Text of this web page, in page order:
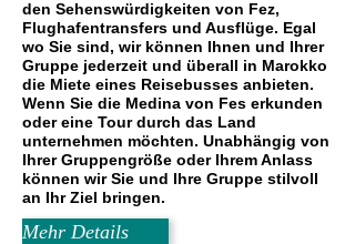
den Sehenswürdigkeiten von Fez,
Flughafentransfers und Ausflüge. Egal
wo Sie sind, wir können Ihnen und Ihrer
Gruppe jederzeit und überall in Marokko
die Miete eines Reisebusses anbieten.
Wenn Sie die Medina von Fes erkunden
oder eine Tour durch das Land
unternehmen möchten. Unabhängig von
Ihrer Gruppengröße oder Ihrem Anlass
können wir Sie und Ihre Gruppe stilvoll
an Ihr Ziel bringen.
Mehr Details